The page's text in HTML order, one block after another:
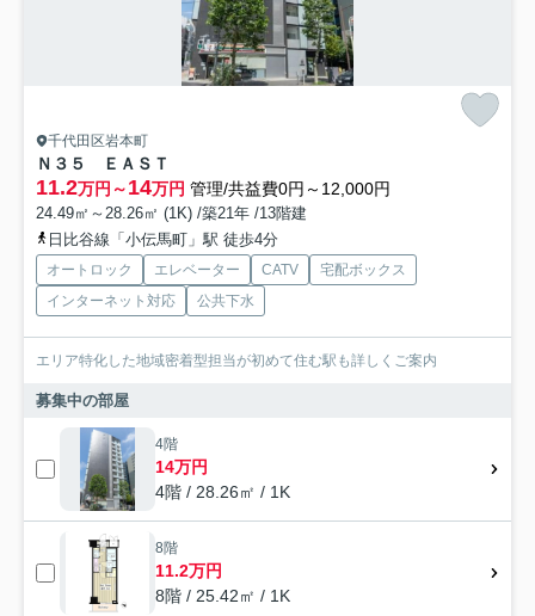
千代田区岩本町
Ｎ３５ ＥＡＳＴ
11.2万円～14万円 管理/共益費0円～12,000円
24.49㎡～28.26㎡ (1K) /築21年 /13階建
日比谷線「小伝馬町」駅 徒歩4分
オートロック エレベーター CATV
宅配ボックス
インターネット対応
公共下水
エリア特化した地域密着型担当が初めて住む駅も詳しくご案内
募集中の部屋
4階
14万円
4階 / 28.26㎡ / 1K
8階
11.2万円
8階 / 25.42㎡ / 1K